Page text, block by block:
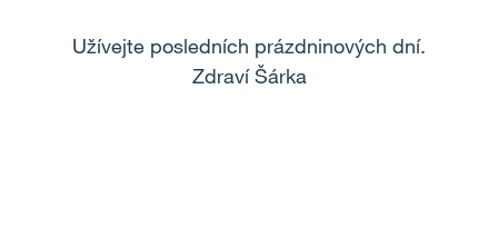
Užívejte posledních prázdninových dní.
Zdraví Šárka